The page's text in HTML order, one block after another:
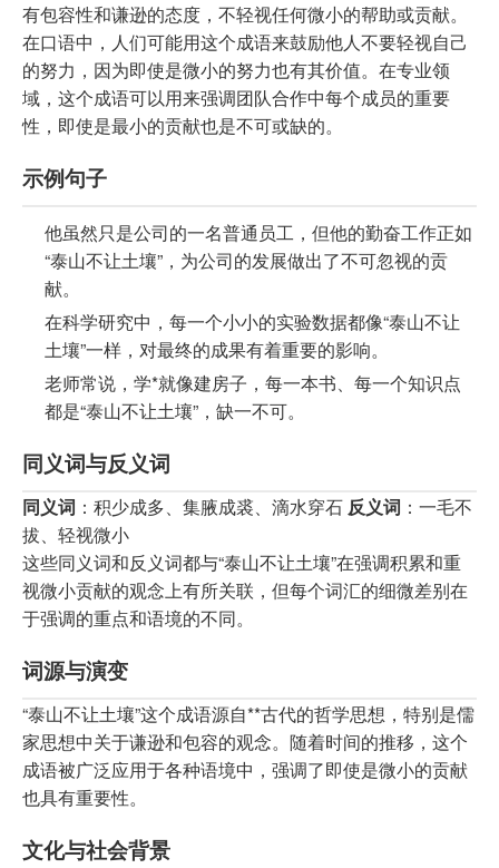
有包容性和谦逊的态度，不轻视任何微小的帮助或贡献。
在口语中，人们可能用这个成语来鼓励他人不要轻视自己
的努力，因为即使是微小的努力也有其价值。在专业领
域，这个成语可以用来强调团队合作中每个成员的重要
性，即使是最小的贡献也是不可或缺的。
示例句子
他虽然只是公司的一名普通员工，但他的勤奋工作正如
“泰山不让土壤”，为公司的发展做出了不可忽视的贡
献。
在科学研究中，每一个小小的实验数据都像“泰山不让
土壤”一样，对最终的成果有着重要的影响。
老师常说，学*就像建房子，每一本书、每一个知识点
都是“泰山不让土壤”，缺一不可。
同义词与反义词
同义词 ：积少成多、集腋成裘、滴水穿石 反义词 ：一毛不
拔、轻视微小
这些同义词和反义词都与“泰山不让土壤”在强调积累和重
视微小贡献的观念上有所关联，但每个词汇的细微差别在
于强调的重点和语境的不同。
词源与演变
“泰山不让土壤”这个成语源自**古代的哲学思想，特别是儒
家思想中关于谦逊和包容的观念。随着时间的推移，这个
成语被广泛应用于各种语境中，强调了即使是微小的贡献
也具有重要性。
文化与社会背景